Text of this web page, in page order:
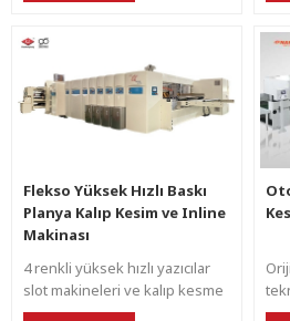
basınç kontrolü.
Flekso Yüksek Hızlı Baskı
Planya Kalıp Kesim ve Inline
Makinası
4 renkli yüksek hızlı yazıcılar
slot makineleri ve kalıp kesme
makinesi , Shinko hareketli tam